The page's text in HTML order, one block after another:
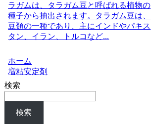
ラガムは、タラガム豆と呼ばれる植物の
種子から抽出されます。タラガム豆は、
豆類の一種であり、主にインドやパキス
タン、イラン、トルコなど...
ホーム
増粘安定剤
検索
検索